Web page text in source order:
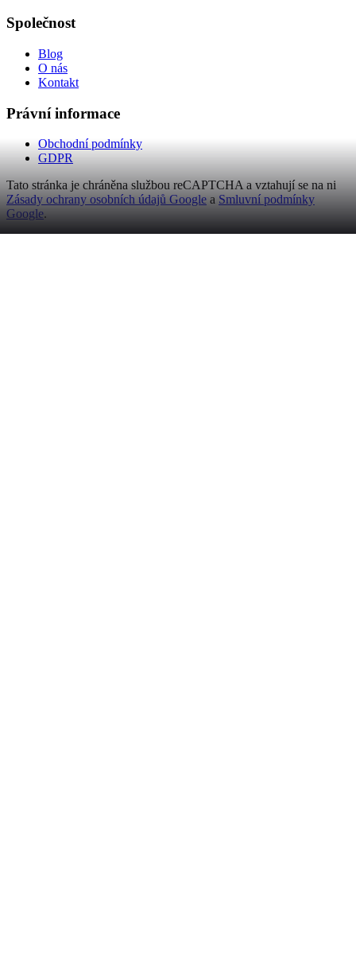
Společnost
Blog
O nás
Kontakt
Právní informace
Obchodní podmínky
GDPR
Tato stránka je chráněna službou reCAPTCHA a vztahují se na ni
Zásady ochrany osobních údajů Google a Smluvní podmínky
Google.